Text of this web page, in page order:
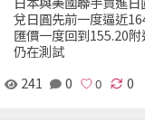
兌日圓先前一度逼近
匯價一度回到155.20
仍在測試
241
0 0